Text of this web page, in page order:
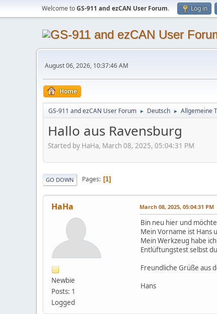
Welcome toGS-911 and ezCAN User Forum. Log in
August 06, 2026, 10:37:46 AM
Home
GS-911 and ezCAN User Forum ► Deutsch ► Allgemeine
Hallo aus Ravensburg
Started by HaHa, March 08, 2025, 05:04:31 PM
GO DOWN Pages 1
HaHa
Newbie
Posts: 1
Logged
March 08, 2025, 05:04:31 PM
Bin neu hier und
Mein Vorname ist Hans
Mein Werkzeug habe
Entlüftungstest selbst
Freundliche Grüße aus
Hans